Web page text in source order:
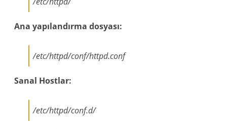
Ana yapılandırma dosyası:
/etc/httpd/conf/httpd.conf
Sanal Hostlar:
/etc/httpd/conf.d/